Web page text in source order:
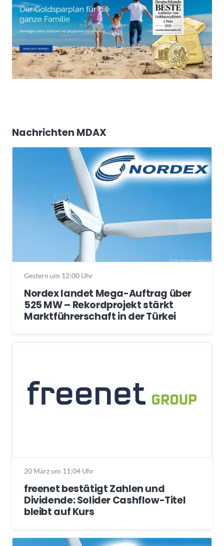
Nachrichten MDAX
Gestern um 12:00 Uhr
Nordex landet Mega-Auftrag über
525 MW – Rekordprojekt stärkt
Marktführerschaft in der Türkei
20 März um 11:04 Uhr
freenet bestätigt Zahlen und
Dividende: Solider Cashflow-Titel
bleibt auf Kurs